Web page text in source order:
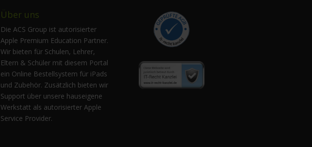
Über uns
Die ACS Group ist autorisierter
Apple Premium Education Partner.
Wir bieten für Schulen, Lehrer,
Eltern & Schüler mit diesem Portal
ein Online Bestellsystem für iPads
und Zubehör. Zusätzlich bieten wir
Support über unsere hauseigene
Werkstatt als autorisierter Apple
Service Provider.